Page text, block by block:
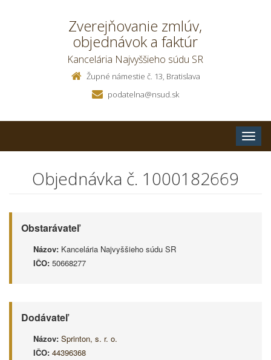
Zverejňovanie zmlúv,
objednávok a faktúr
Kancelária Najvyššieho súdu SR
Župné námestie č. 13, Bratislava
podatelna@nsud.sk
Toggle
Objednávka č. 1000182669
Obstarávateľ
Názov: Kancelária Najvyššieho súdu SR
IČO: 50668277
Dodávateľ
Názov: Sprinton, s. r. o.
IČO: 44396368